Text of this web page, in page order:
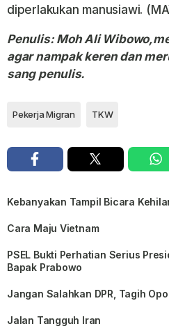
diperlakukan manusiawi.
Penulis: Moh Ali
agar nampak keren dan
sang penulis.
Pekerja Migran TKW
Kebanyakan Tampil Bicara
Cara Maju Vietnam
PSEL Bukti Perhatian Serius
Bapak Prabowo
Jangan Salahkan DPR, Tagih
Jalan Tangguh Iran